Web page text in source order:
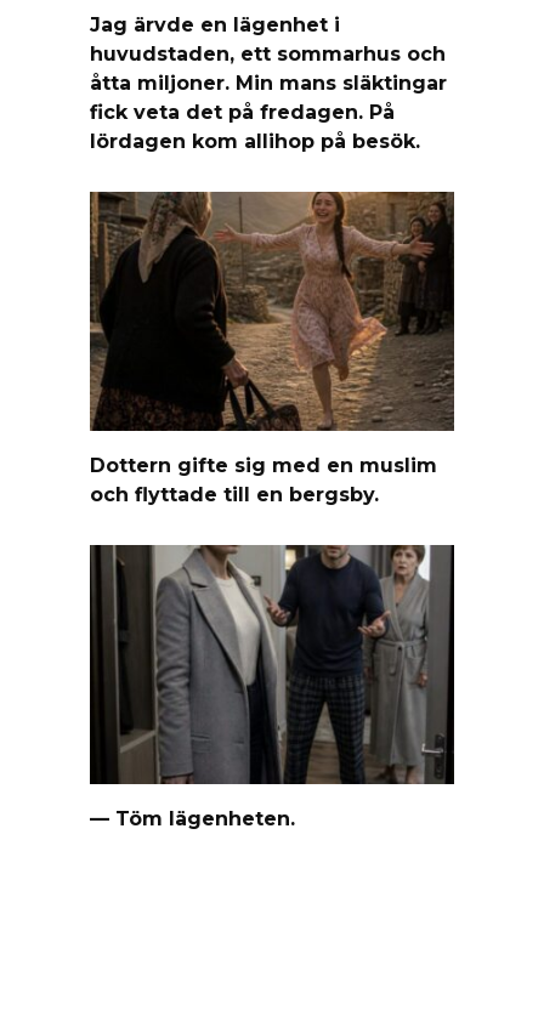
Jag ärvde en lägenhet i
huvudstaden, ett sommarhus och
åtta miljoner. Min mans släktingar
fick veta det på fredagen. På
lördagen kom allihop på besök.
Dottern gifte sig med en muslim
och flyttade till en bergsby.
— Töm lägenheten.